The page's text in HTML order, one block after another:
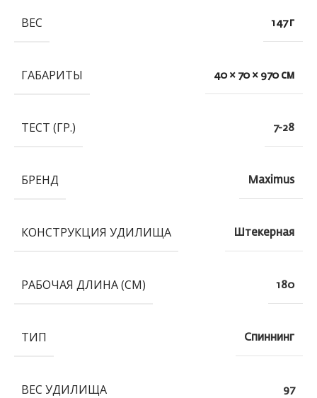
ВЕС 147 г
ГАБАРИТЫ 40 × 70 × 970 см
ТЕСТ (ГР.) 7-28
БРЕНД Maximus
КОНСТРУКЦИЯ УДИЛИЩА Штекерная
РАБОЧАЯ ДЛИНА (СМ) 180
ТИП Спиннинг
ВЕС УДИЛИЩА 97